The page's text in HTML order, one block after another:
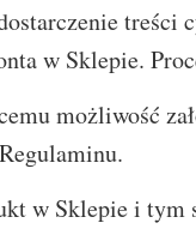
w Sklepie.
możliwość
Sklepie i tym